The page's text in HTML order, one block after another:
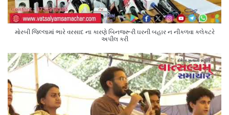
મોરબી જિલ્લામાં ભારે વરસાદ ના કારણે બિનજરૂરી ઘરની બહાર ન નીકળવા કલેક્ટરે
અપીલ કરી